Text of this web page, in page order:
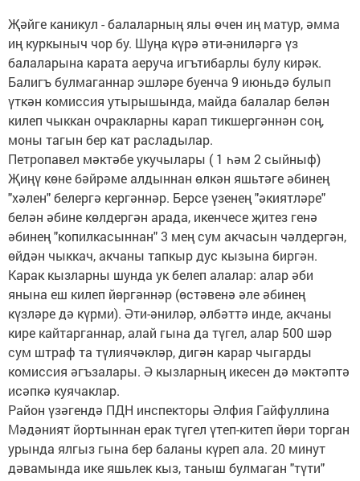
Җәйге каникул - балаларның ялы өчен иң матур, әмма
иң куркыныч чор бу. Шуңа күрә әти-әниләргә үз
балаларына карата аеруча игътибарлы булу кирәк.
Балигъ булмаганнар эшләре буенча 9 июньдә булып
үткән комиссия утырышында, майда балалар белән
килеп чыккан очракларны карап тикшергәннән соң,
моны тагын бер кат расладылар.
Петропавел мәктәбе укучылары ( 1 һәм 2 сыйныф)
Җиңү көне бәйрәме алдыннан өлкән яшьтәге әбинең
"хәлен" белергә кергәннәр. Берсе үзенең "әкиятләре"
белән әбине көлдергән арада, икенчесе җитез генә
әбинең "копилкасыннан" 3 мең сум акчасын чәлдергән,
өйдән чыккач, акчаны тапкыр дус кызына биргән.
Карак кызларны шунда ук белеп алалар: алар әби
янына еш килеп йөргәннәр (өстәвенә әле әбинең
күзләре дә күрми). Әти-әниләр, әлбәттә инде, акчаны
кире кайтарганнар, алай гына да түгел, алар 500 шәр
сум штраф та түлиячәкләр, дигән карар чыгарды
комиссия әгъзалары. Ә кызларның икесен дә мәктәптә
исәпкә куячаклар.
Район үзәгендә ПДН инспекторы Әлфия Гайфуллина
Мәдәният йортыннан ерак түгел үтеп-китеп йөри торган
урында ялгыз гына бер баланы күреп ала. 20 минут
дәвамында ике яшьлек кыз, таныш булмаган "түти"